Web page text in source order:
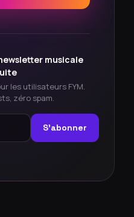
musicale
les utilisateurs FYM.
zéro spam.
S'abonner